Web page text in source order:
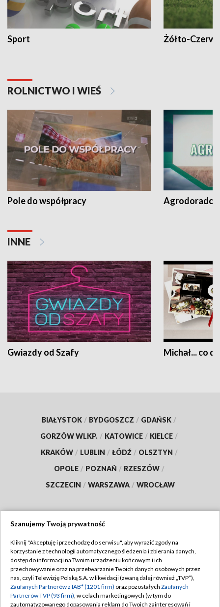
Sport Żółto-
ROLNICTWO I WIEŚ
Pole do współpracy Agrodoradcy
INNE
Gwiazdy od Szafy Michał... co
BIAŁYSTOK / BYDGOSZCZ / GDAŃSK /
GORZÓW WLKP. / KATOWICE / KIELCE /
KRAKÓW / LUBLIN / ŁÓDŹ / OLSZTYN /
OPOLE / POZNAŃ / RZESZÓW /
SZCZECIN / WARSZAWA / WROCŁAW
TVP
Abonament TVP
Emisja w TVP
Centrum informacji TVP
Regulamin TVP
Polityka prywatności
Moje zgody
Szanujemy Twoją prywatność
Kliknij "Akceptuję i przechodzę do serwisu", aby wyrazić zgody na
korzystanie z technologii automatycznego śledzenia i zbierania danych,
dostęp do informacji na Twoim urządzeniu końcowym i ich
przechowywanie oraz na przetwarzanie Twoich danych osobowych przez
nas, czyli Telewizję Polską S.A. w likwidacji (zwaną dalej również „TVP”),
Zaufanych Partnerów z IAB* (1201 firm) oraz pozostałych Zaufanych
Partnerów TVP (93 firm), w celach marketingowych (w tym do
zautomatyzowanego dopasowania reklam do Twoich zainteresowań i